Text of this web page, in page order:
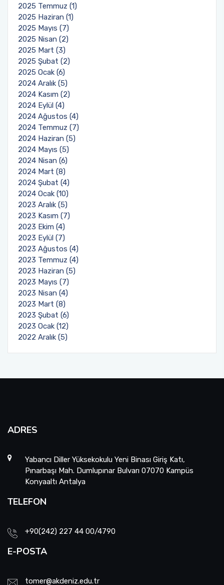
2025 Temmuz (1)
2025 Haziran (1)
2025 Mayıs (7)
2025 Nisan (2)
2025 Mart (3)
2025 Şubat (2)
2025 Ocak (6)
2024 Aralık (5)
2024 Kasım (2)
2024 Eylül (4)
2024 Ağustos (4)
2024 Temmuz (7)
2024 Haziran (5)
2024 Mayıs (5)
2024 Nisan (6)
2024 Mart (8)
2024 Şubat (4)
2024 Ocak (10)
2023 Aralık (5)
2023 Kasım (7)
2023 Ekim (4)
2023 Eylül (7)
2023 Ağustos (4)
2023 Temmuz (4)
2023 Haziran (5)
2023 Mayıs (7)
2023 Nisan (4)
2023 Mart (8)
2023 Şubat (6)
2023 Ocak (12)
2022 Aralık (5)
ADRES
Yabancı Diller Yüksekokulu Yeni Binası Giriş Katı,
Pınarbaşı Mah. Dumlupınar Bulvarı 07070 Kampüs
Konyaaltı Antalya
TELEFON
+90(242) 227 44 00/4790
E-POSTA
tomer@akdeniz.edu.tr